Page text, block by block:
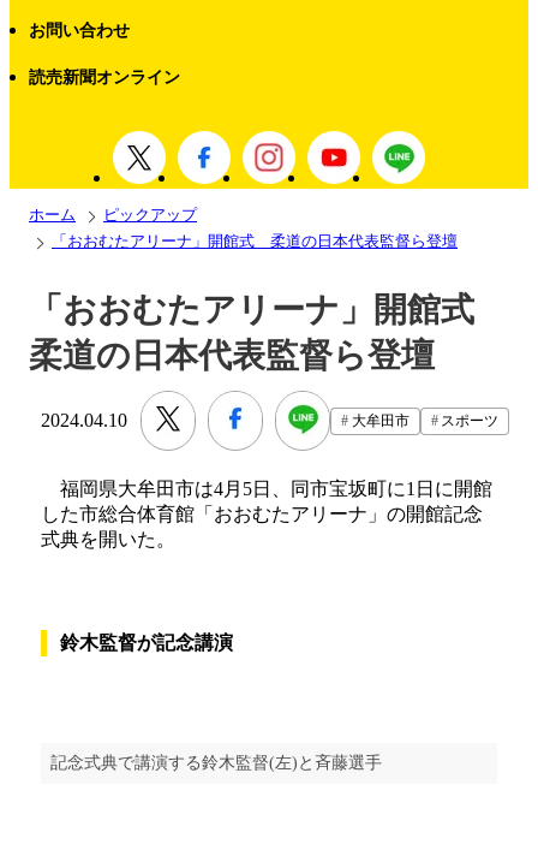
お問い合わせ
読売新聞オンライン
ホーム
ピックアップ
「おおむたアリーナ」開館式 柔道の日本代表監督ら登壇
「おおむたアリーナ」開館式
柔道の日本代表監督ら登壇
2024.04.10 大牟田市 スポーツ
福岡県大牟田市は4月5日、同市宝坂町に1日に開館
した市総合体育館「おおむたアリーナ」の開館記念
式典を開いた。
鈴木監督が記念講演
記念式典で講演する鈴木監督(左)と斉藤選手